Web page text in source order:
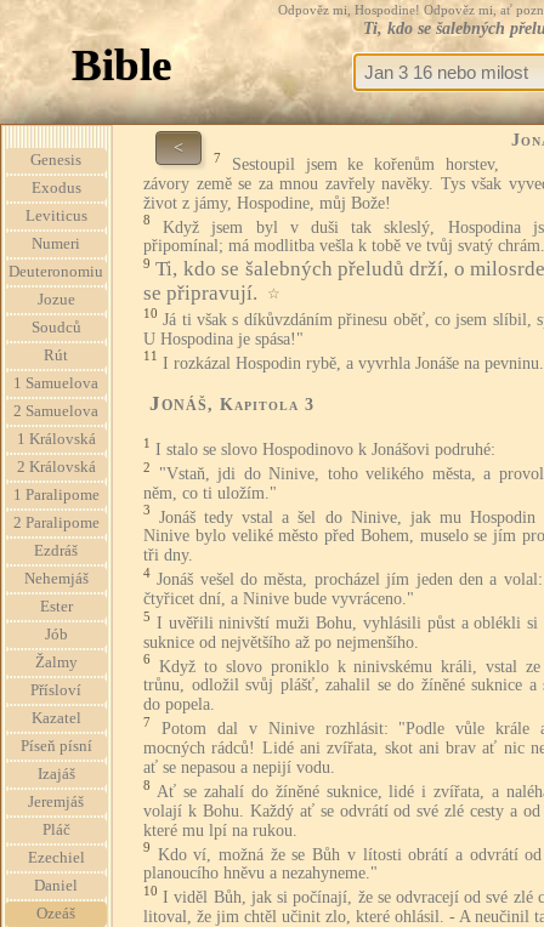
Odpověz mi, Hospodine! Odpověz mi, ať
Ti, kdo se šalebných
Bible
Genesis
Exodus
Leviticus
Numeri
Deuteronomiu
Jozue
Soudců
Rút
1 Samuelova
2 Samuelova
1 Královská
2 Královská
1 Paralipome
2 Paralipome
Ezdráš
Nehemjáš
Ester
Jób
Žalmy
Přísloví
Kazatel
Píseň písní
Izajáš
Jeremjáš
Pláč
Ezechiel
Daniel
Ozeáš
<
7
Sestoupil jsem ke kořenům horstev,
závory země se za mnou zavřely navěky. Tys však
život z jámy, Hospodine, můj Bože!
8
Když jsem byl v duši tak skleslý, Hospodina
připomínal; má modlitba vešla k tobě ve tvůj svatý chrám.
9 Ti, kdo se šalebných přeludů drží, o
se připravují.
☆
10 Já ti však s díkůvzdáním přinesu oběť, co jsem slíbil,
U Hospodina je spása!"
11 I rozkázal Hospodin rybě, a vyvrhla Jonáše na pevninu.
Jonáš, Kapitola 3
1 I stalo se slovo Hospodinovo k Jonášovi podruhé:
2
"Vstaň, jdi do Ninive, toho velikého města, a
něm, co ti uložím."
3
Jonáš tedy vstal a šel do Ninive, jak mu Hospodin
Ninive bylo veliké město před Bohem, muselo se jím
tři dny.
4 Jonáš vešel do města, procházel jím jeden den a volal:
čtyřicet dní, a Ninive bude vyvráceno."
5 I uvěřili ninivští muži Bohu, vyhlásili půst a oblékli si
suknice od největšího až po nejmenšího.
6
Když to slovo proniklo k ninivskému králi, vstal ze
trůnu, odložil svůj plášť, zahalil se do žíněné suknice a
do popela.
7
Potom dal v Ninive rozhlásit: "Podle vůle krále
mocných rádců! Lidé ani zvířata, skot ani brav ať nic
ať se nepasou a nepijí vodu.
8 Ať se zahalí do žíněné suknice, lidé i zvířata, a
volají k Bohu. Každý ať se odvrátí od své zlé cesty a
které mu lpí na rukou.
9 Kdo ví, možná že se Bůh v lítosti obrátí a odvrátí od
planoucího hněvu a nezahyneme."
10 I viděl Bůh, jak si počínají, že se odvracejí od své zlé
litoval, že jim chtěl učinit zlo, které ohlásil. - A neučinil